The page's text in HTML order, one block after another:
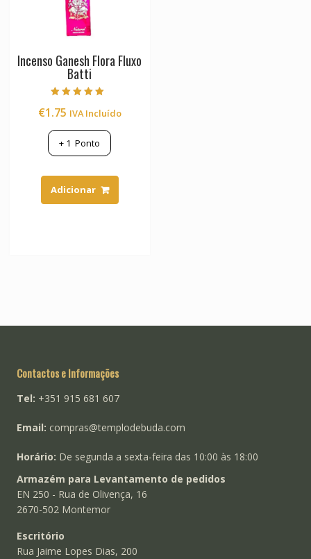
Incenso Ganesh Flora Fluxo
Batti
5.00
€1.75 IVA Incluído
+ 1 Ponto
Adicionar
Contactos e Informações
Tel: +351 915 681 607
Email: compras@templodebuda.com
Horário: De segunda a sexta-feira das 10:00 às 18:00
Armazém para Levantamento de pedidos
EN 250 - Rua de Olivença, 16
2670-502 Montemor
Escritório
Rua Jaime Lopes Dias, 200